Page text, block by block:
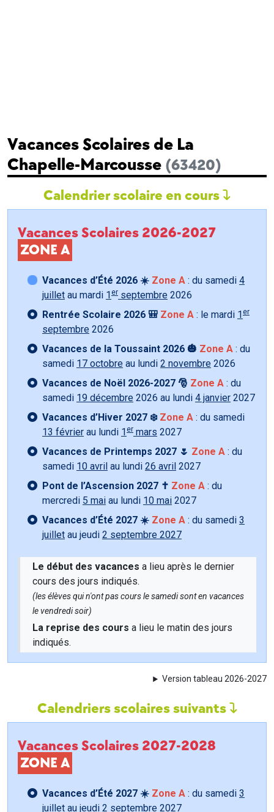
Vacances Scolaires de La
Chapelle-Marcousse (63420)
Calendrier scolaire en cours
Vacances Scolaires 2026-2027
ZONE A
Vacances d’Été 2026 ☀️ Zone A : du samedi 4
juillet au mardi 1 er septembre 2026
Rentrée Scolaire 2026 🎒 Zone A : le mardi 1 er
septembre 2026
Vacances de la Toussaint 2026 🎃 Zone A : du
samedi 17 octobre au lundi 2 novembre 2026
Vacances de Noël 2026-2027 🎅 Zone A : du
samedi 19 décembre 2026 au lundi 4 janvier 2027
Vacances d’Hiver 2027 ❄️ Zone A : du samedi
13 février au lundi 1 er mars 2027
Vacances de Printemps 2027 🌷 Zone A : du
samedi 10 avril au lundi 26 avril 2027
Pont de l’Ascension 2027 ✝️ Zone A : du
mercredi 5 mai au lundi 10 mai 2027
Vacances d’Été 2027 ☀️ Zone A : du samedi 3
juillet au jeudi 2 septembre 2027
Le début des vacances a lieu après le dernier
cours des jours indiqués.
(les élèves qui n'ont pas cours le samedi sont en vacances
le vendredi soir)
La reprise des cours a lieu le matin des jours
indiqués.
Version tableau 2026-2027
Calendriers scolaires suivants
Vacances Scolaires 2027-2028
ZONE A
Vacances d’Été 2027 ☀️ Zone A : du samedi 3
juillet au jeudi 2 septembre 2027